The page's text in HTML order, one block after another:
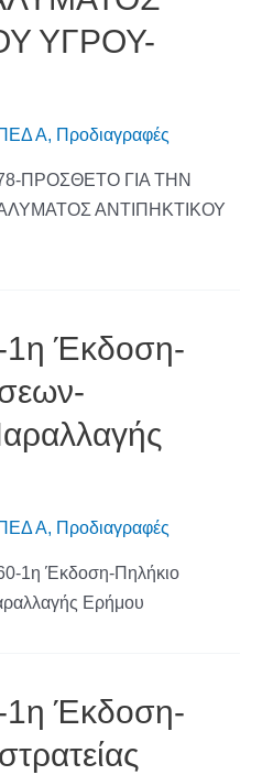
ΥΓΡΟΥ-
Α, Προδιαγραφές
ΠΡΟΣΘΕΤΟ ΓΙΑ ΤΗΝ
ΑΝΤΙΠΗΚΤΙΚΟΥ
Έκδοση-
Α, Προδιαγραφές
1η Έκδοση-Πηλήκιο
Ερήμου
Έκδοση-